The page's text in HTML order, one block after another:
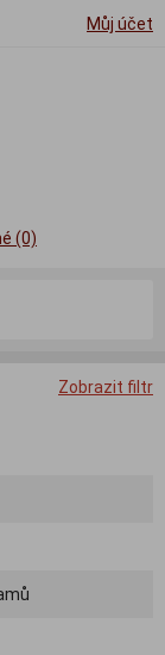
Můj účet
(0)
Zobrazit filtr